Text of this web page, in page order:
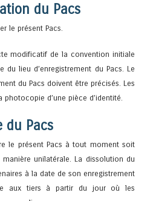
du Pacs
le présent Pacs.
modificatif de la convention initiale
du lieu d’enregistrement du Pacs. Le
du Pacs doivent être précisés. Les
d’une pièce d’identité.
du Pacs
le présent Pacs à tout moment soit
unilatérale. La dissolution du
à la date de son enregistrement
aux tiers à partir du jour où les